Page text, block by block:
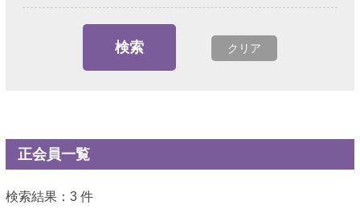
正会員一覧
検索結果：3 件